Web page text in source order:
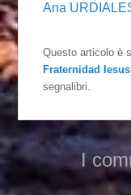
Ana
Questo articolo è
Fraternidad
segnalibri.
I